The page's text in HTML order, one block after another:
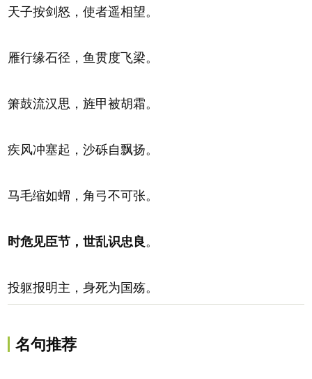
天子按剑怒，使者遥相望。
雁行缘石径，鱼贯度飞梁。
箫鼓流汉思，旌甲被胡霜。
疾风冲塞起，沙砾自飘扬。
马毛缩如蝟，角弓不可张。
时危见臣节，世乱识忠良。
投躯报明主，身死为国殇。
名句推荐